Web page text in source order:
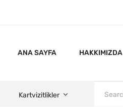
ANA SAYFA HAKKIMIZDA
Kartvizitlikler